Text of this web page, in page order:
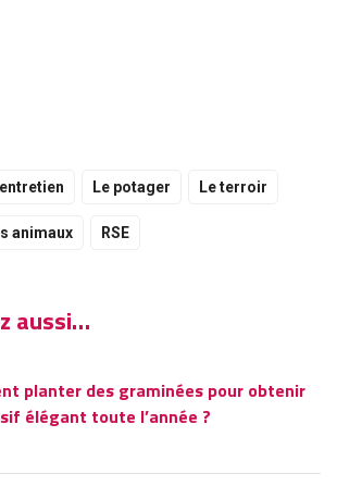
Le potager Le terroir
animaux RSE
aussi…
planter des graminées pour obtenir
élégant toute l’année ?